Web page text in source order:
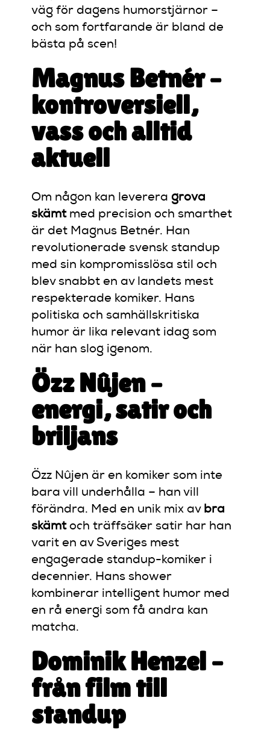
väg för dagens humorstjärnor –
och som fortfarande är bland de
bästa på scen!
Magnus Betnér –
kontroversiell,
vass och alltid
aktuell
Om någon kan leverera grova
skämtmed precision och smarthet
är det Magnus Betnér. Han
revolutionerade svensk standup
med sin kompromisslösa stil och
blev snabbt en av landets mest
respekterade komiker. Hans
politiska och samhällskritiska
humor är lika relevant idag som
när han slog igenom.
Özz Nûjen –
energi, satir och
briljans
Özz Nûjen är en komiker som inte
bara vill underhålla – han vill
förändra. Med en unik mix av bra
skämtoch träffsäker satir har han
varit en av Sveriges mest
engagerade standup-komiker i
decennier. Hans shower
kombinerar intelligent humor med
en rå energi som få andra kan
matcha.
Dominik Henzel –
från film till
standup